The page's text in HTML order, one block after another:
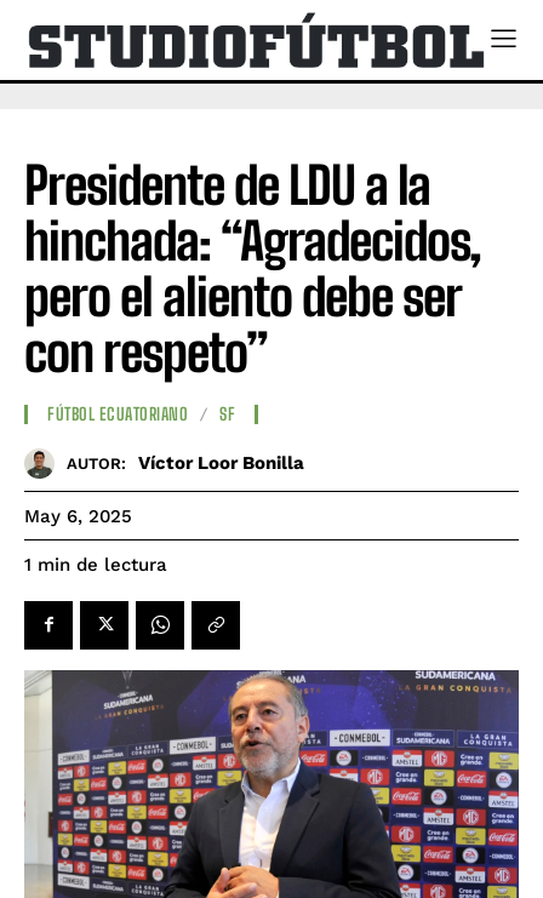
Presidente de LDU a la
hinchada: “Agradecidos,
pero el aliento debe ser
con respeto”
FÚTBOL ECUATORIANO SF
AUTOR: Víctor Loor Bonilla
May 6, 2025
1 min de lectura